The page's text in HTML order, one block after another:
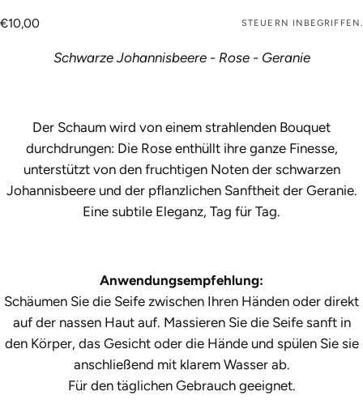
€10,00
Regulärer
€10,00 STEUERN INBEGRIFFEN.
Schwarze Johannisbeere - Rose - Geranie
Der Schaum wird von einem strahlenden Bouquet
durchdrungen: Die Rose enthüllt ihre ganze Finesse,
unterstützt von den fruchtigen Noten der schwarzen
Johannisbeere und der pflanzlichen Sanftheit der Geranie.
Eine subtile Eleganz, Tag für Tag.
Anwendungsempfehlung:
Schäumen Sie die Seife zwischen Ihren Händen oder direkt
auf der nassen Haut auf. Massieren Sie die Seife sanft in
den Körper, das Gesicht oder die Hände und spülen Sie sie
anschließend mit klarem Wasser ab.
Für den täglichen Gebrauch geeignet.